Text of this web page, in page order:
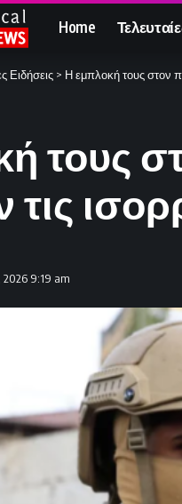
Home
Ειδήσεις > Η εμπλοκή τους στον
τους
τις
2026 9:19 am